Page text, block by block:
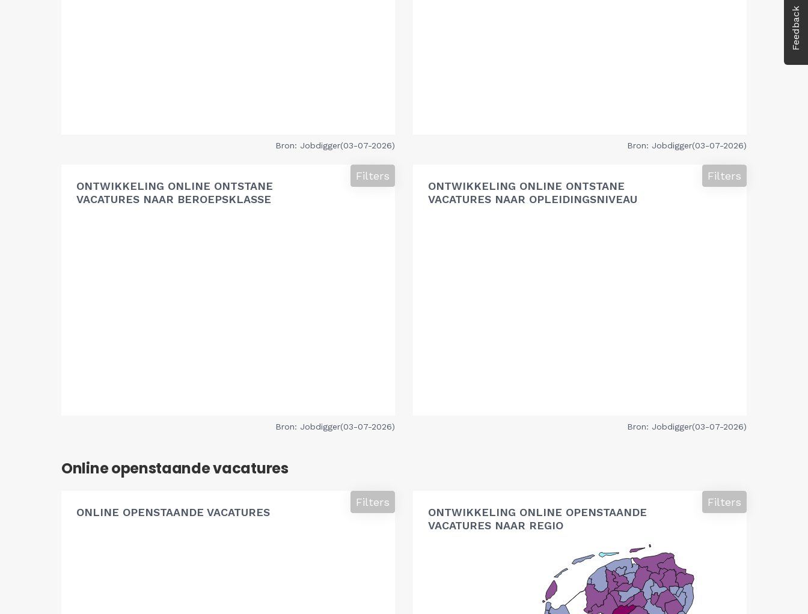
Feedback
Bron: Jobdigger(03-07-2026) Bron: Jobdigger(03-07-2026)
ONTWIKKELING ONLINE ONTSTANE
VACATURES NAAR BEROEPSKLASSE
Filters
Bron: Jobdigger(03-07-2026)
ONTWIKKELING ONLINE ONTSTANE
VACATURES NAAR OPLEIDINGSNIVEAU
Filters
Bron: Jobdigger(03-07-2026)
Online openstaande vacatures
ONLINE OPENSTAANDE VACATURES
Filters
ONTWIKKELING ONLINE OPENSTAANDE
VACATURES NAAR REGIO
Filters